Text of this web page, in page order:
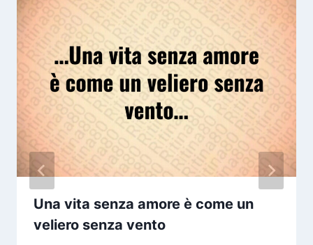
Una vita senza amore è come un
veliero senza vento